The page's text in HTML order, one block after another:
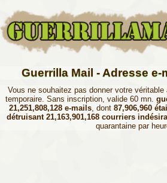
Guerrilla Mail - Adresse e-
Vous ne souhaitez pas donner votre véritable
temporaire. Sans inscription, valide 60 mn.
21,251,808,128 e-mails, dont 87,906,960
détruisant 21,163,901,168 courriers
quarantaine par